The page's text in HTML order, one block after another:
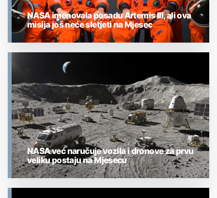
NASA imenovala posadu Artemis III, ali ova
misija još neće sletjeti na Mjesec
NASA već naručuje vozila i dronove za prvu
veliku postaju na Mjesecu